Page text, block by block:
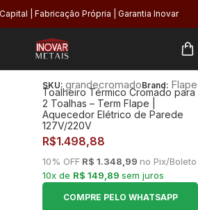
| Fabricação Própria | Garantia Inovar
SKU: grandecromadoBrand: Flape
Toalheiro Térmico Cromado para
2 Toalhas – Term Flape |
Aquecedor Elétrico de Parede
127V/220V
R$1.498,88
10% OFF R$ 1.348,99 no Pix/Boleto
10x de R$ 149,89 sem juros
COMPRE PELO WHATSAPP